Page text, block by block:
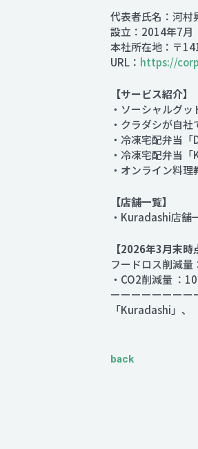
代表者氏名：河村
設立：2014年7月
本社所在地：〒
URL： https://
【サービス紹介】
・ソーシャルグ
・クラダシが自
・冷凍宅配弁当「
・冷凍宅配弁当
・オンライン料
【店舗一覧】
・Kuradashi店舗
【2026年3月末時
フードロス削減
・CO2削減量
ーーーーーーーー
「Kuradashi」、
back